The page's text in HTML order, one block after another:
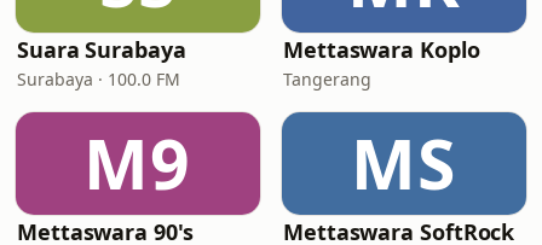
Suara Surabaya
Surabaya · 100.0 FM
Mettaswara Koplo
Tangerang
M9
Mettaswara 90's
MS
Mettaswara SoftRock